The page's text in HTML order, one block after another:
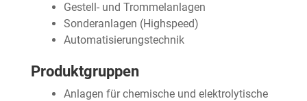
Gestell- und Trommelanlagen
Sonderanlagen (Highspeed)
Automatisierungstechnik
Produktgruppen
Anlagen für chemische und elektrolytische